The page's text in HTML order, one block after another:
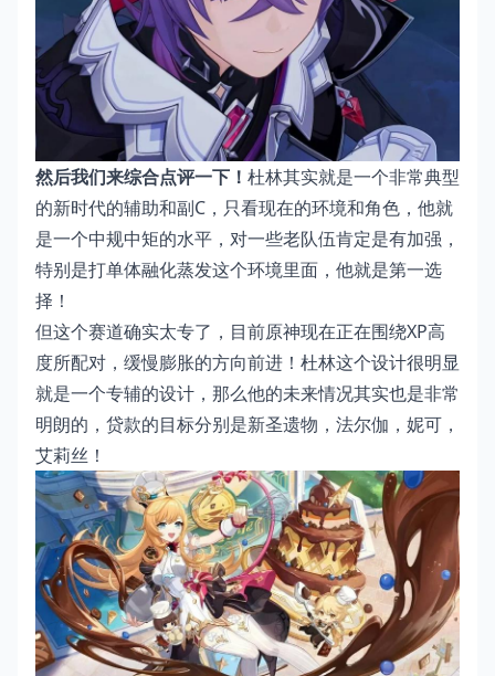
然后我们来综合点评一下！ 杜林其实就是一个非常典型
的新时代的辅助和副C，只看现在的环境和角色，他就
是一个中规中矩的水平，对一些老队伍肯定是有加强，
特别是打单体融化蒸发这个环境里面，他就是第一选
择！
但这个赛道确实太专了，目前原神现在正在围绕XP高
度所配对，缓慢膨胀的方向前进！杜林这个设计很明显
就是一个专辅的设计，那么他的未来情况其实也是非常
明朗的，贷款的目标分别是新圣遗物，法尔伽，妮可，
艾莉丝！